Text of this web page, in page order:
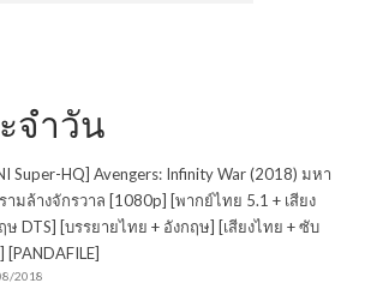
จำวัน
Super-HQ] Avengers: Infinity War (2018) มหา
ามล้างจักรวาล [1080p] [พากย์ไทย 5.1 + เสียง
ษ DTS] [บรรยายไทย + อังกฤษ] [เสียงไทย + ซับ
[PANDAFILE]
2018